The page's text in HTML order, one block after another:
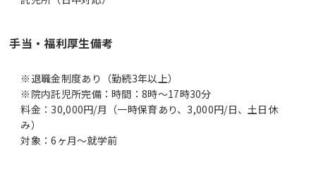
手当・福利厚生備考
※退職金制度あり（勤続3年以上）
※院内託児所完備：時間：8時～17時30分
料金：30,000円/月（一時保育あり、3,000円/日、土日休
み）
対象：6ヶ月～就学前